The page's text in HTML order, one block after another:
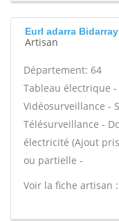
Eurl adarra Bidarray
Artisan
Département: 64
Tableau électrique
Vidéosurveillance -
Télésurveillance -
électricité (Ajout
ou partielle -
Voir la fiche artisan :